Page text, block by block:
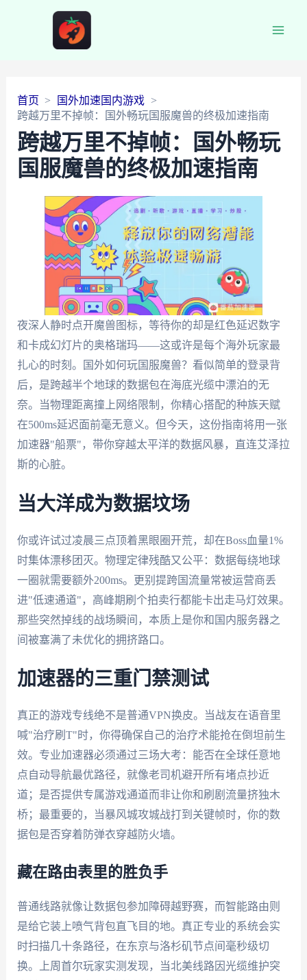
首页
国外加速国内游戏
跨越万里不掉帧：国外畅玩国服魔兽的终极加速指南
跨越万里不掉帧：国外畅玩
国服魔兽的终极加速指南
夜深人静时点开魔兽图标，等待你的却是红色延迟数字
和卡成幻灯片的奥格瑞玛——这或许是每个海外玩家最
扎心的时刻。国外如何玩国服魔兽？看似简单的登录背
后，是跨越半个地球的数据包在海底光缆中漂泊的无
奈。当物理距离撞上网络限制，你精心搭配的种族天赋
在500ms延迟面前毫无意义。但今天，这份指南将用一张
加速器"船票"，带你穿越太平洋的数据风暴，直连艾泽拉
斯的心脏。
当大洋成为数据坟场
你或许试过凌晨三点顶着黑眼圈开荒，却在Boss血量1%
时集体漂移团灭。物理定律残酷又公平：数据每绕地球
一圈就需要额外200ms。更别提跨国流量常被运营商丢
进"低速通道"，高峰期刷个拍卖行都能卡出走马灯效果。
那些突然掉线的战场瞬间，本质上是你和国内服务器之
间被塞满了未优化的拥挤路口。
加速器的三重门禁测试
真正的游戏专线绝不是普通VPN换皮。当战友在语音里
喊"治疗刷T"时，你得确保自己的治疗术能抢在倒坦前生
效。专业加速器必须通过三场大考：能否在全球任意地
点自动导航最优路径，就像老司机避开所有堵点抄近
道；是否提供专属游戏通道而非让你和刷剧流量挤独木
桥；最重要的，当暴风城攻城战打到关键帧时，你的数
据包是否穿着防弹衣穿越防火墙。
藏在路由表里的胜负手
普通线路就像让数据包参加障碍越野赛，而智能路由则
是给它装上喷气背包直飞目的地。真正专业的系统会实
时扫描几十条路径，在东京与洛杉矶节点间毫秒级切
换。上周首尔玩家实测发现，当北美线路因光缆维护突